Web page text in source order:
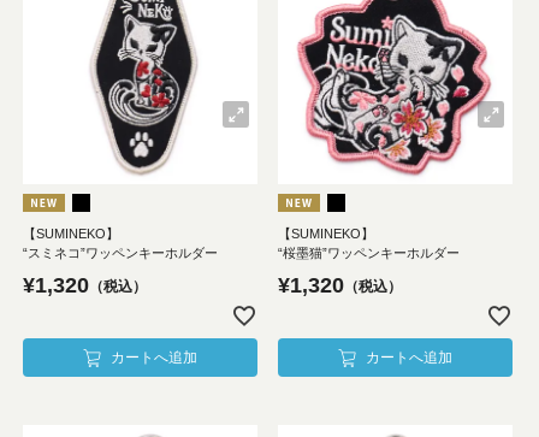
【SUMINEKO】
“スミネコ”ワッペンキーホルダー
¥1,320 税込
カートへ追加
【SUMINEKO】
“桜墨猫”ワッペンキーホルダー
¥1,320 税込
カートへ追加